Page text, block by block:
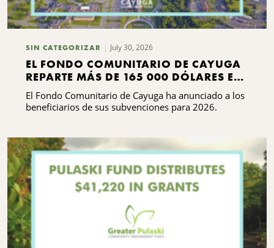
SIN CATEGORIZAR July 30, 2026
EL FONDO COMUNITARIO DE CAYUGA
REPARTE MÁS DE 165 000 DÓLARES EN
SUBVENCIONES
El Fondo Comunitario de Cayuga ha anunciado a los
beneficiarios de sus subvenciones para 2026.